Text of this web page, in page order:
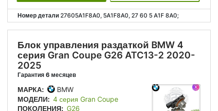
Номер детали 27605A1F8A0, 5A1F8A0, 27 60 5 A1F 8A0;
Блок управления раздаткой BMW 4
серия Gran Coupe G26 ATC13-2 2020-
2025
Гарантия 6 месяцев
МАРКА:
BMW
МОДЕЛИ: 4 серия Gran Coupe
ПОКОЛЕНИЯ: G26